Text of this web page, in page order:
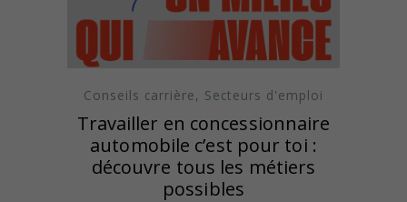
Conseils carrière, Secteurs d'emploi
Travailler en concessionnaire
automobile c’est pour toi :
découvre tous les métiers
possibles